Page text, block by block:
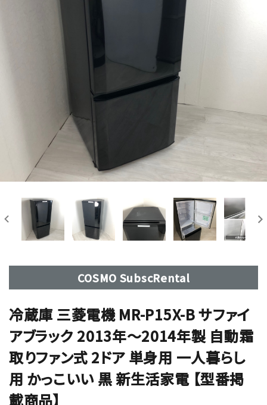
COSMO SubscRental
冷蔵庫 三菱電機 MR-P15X-B サファイ
アブラック 2013年〜2014年製 自動霜
取りファン式 2ドア 単身用 一人暮らし
用 かっこいい 黒 新生活家電 【型番掲
載商品】